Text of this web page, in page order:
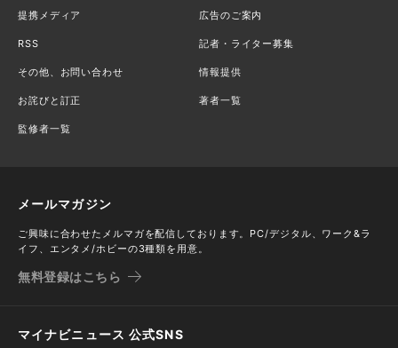
提携メディア 広告のご案内
RSS 記者・ライター募集
その他、お問い合わせ 情報提供
お詫びと訂正 著者一覧
監修者一覧
メールマガジン
ご興味に合わせたメルマガを配信しております。PC/デジタル、ワーク&ラ
イフ、エンタメ/ホビーの3種類を用意。
無料登録はこちら
マイナビニュース 公式SNS